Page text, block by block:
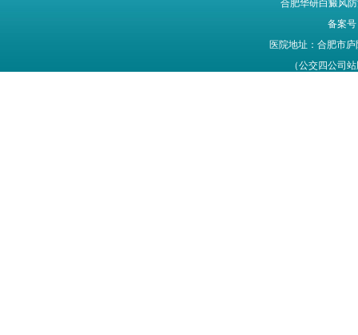
合肥华研白癜风
备案号
医院地址：合肥市
（公交四公司